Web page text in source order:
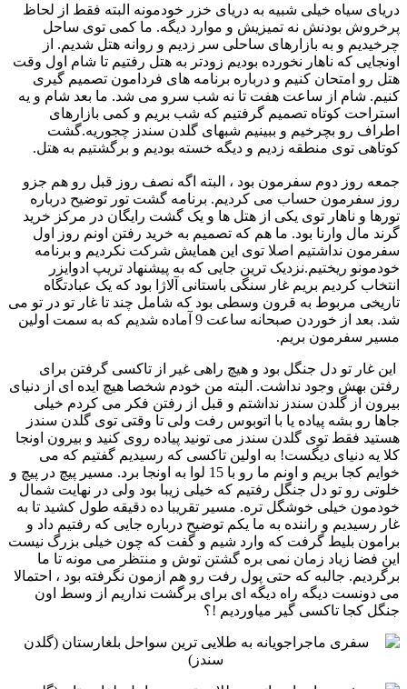
‏دریای سیاه خیلی شبیه به دریای خزر خودمونه البته فقط از لحاظ
پرخروش بودنش نه تمیزیش و موارد دیگه. ما کمی توی ‏ساحل
چرخیدیم و به بازارهای ساحلی سر زدیم و روانه هتل شدیم. از
اونجایی که ناهار نخورده بودیم زودتر به هتل رفتیم ‏تا شام اول وقت
هتل رو امتحان کنیم و درباره برنامه های فردامون تصمیم گیری
کنیم. شام از ساعت هفت تا نه شب سرو ‏می شد. ما بعد شام و یه
استراحت کوتاه تصمیم گرفتیم که شب بریم و کمی بازارهای
اطراف رو بچرخیم و ببینیم شبهای ‏گلدن سندز چجوریه.گشت
کوتاهی توی منطقه زدیم و دیگه خسته بودیم و برگشتیم به هتل. ‏
جمعه روز دوم سفرمون بود ، البته اگه نصف روز قبل رو هم جزو
روز سفرمون حساب می کردیم. برنامه گشت تور ‏توضیح درباره
تورها و ناهار توی یکی از هتل ها و یک گشت رایگان در مرکز خرید
گرند مال وارنا بود. ما هم که تصمیم ‏به خرید رفتن اونم روز اول
سفرمون نداشتیم اصلا توی این همایش شرکت نکردیم و برنامه
خودمونو ریختیم.نزدیک ترین ‏جایی که به پیشنهاد تریپ ادوایزر
انتخاب کردیم بریم غار سنگی باستانی آلاژا بود که یک عبادتگاه
تاریخی مربوط به قرون ‏وسطی بود که شامل چند تا غار تو در تو می
شد. بعد از خوردن صبحانه ساعت 9 آماده شدیم که به سمت اولین
مسیر ‏سفرمون بریم.‏
‏ این غار تو دل جنگل بود و هیچ راهی غیر از تاکسی گرفتن برای
رفتن بهش وجود نداشت. البته من خودم شخصا هیچ ایده ‏ای از دنیای
بیرون از گلدن سندز نداشتم و قبل از رفتن فکر می کردم خیلی
جاها رو بشه پیاده یا با اتوبوس رفت ولی تا ‏وقتی توی گلدن سندز
هستید فقط توی گلدن سندز می تونید پیاده روی کنید و بیرون اونجا
کلا یه دنیای دیگست! به اولین ‏تاکسی که رسیدیم گفتیم که می
خوایم کجا بریم و اونم ما رو با 15 لوا به اونجا برد. مسیر پیچ در پیچ و
خلوتی رو تو دل ‏جنگل رفتیم که خیلی زیبا بود ولی در نهایت شمال
خودمون خیلی خوشگل تره. مسیر تقریبا ده دقیقه طول کشید تا به
غار ‏رسیدیم و راننده به ما یکم توضیح درباره جایی که رفتیم داد و
برامون بلیط گرفت که وارد شیم و گفت که چون خیلی بزرگ ‏نیست
این فضا زیاد زمان نمی بره گشتن توش و منتظر می مونه تا ما
برگردیم. جالبه که حتی پول رفت رو هم ازمون ‏نگرفته بود ، احتمالا
می دونست دیگه راه دیگه ای برای برگشت نداریم از وسط اون
جنگل کجا تاکسی گیر میاوردیم !؟ ‏ ‏ ‏